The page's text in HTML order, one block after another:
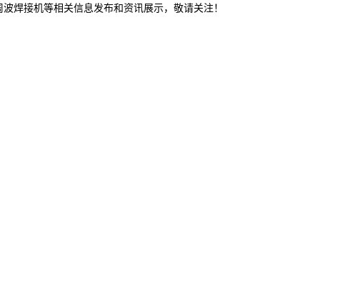
焊接机等相关信息发布和资讯展示，敬请关注！